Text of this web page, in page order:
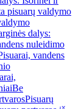
pisuarų valdymo
dalys:
nuleidimo
vandens
Be
Pisuarų